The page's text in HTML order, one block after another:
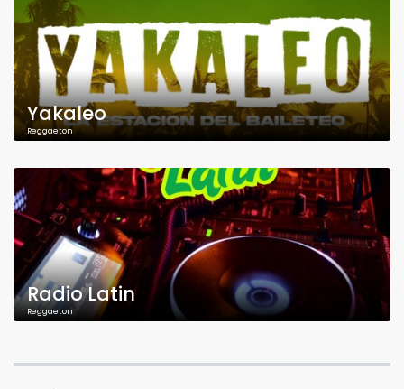
Yakaleo
Reggaeton
Radio Latin
Reggaeton